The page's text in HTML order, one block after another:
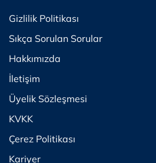
Gizlilik Politikası
Sıkça Sorulan Sorular
Hakkımızda
İletişim
Üyelik Sözleşmesi
KVKK
Çerez Politikası
Kariyer